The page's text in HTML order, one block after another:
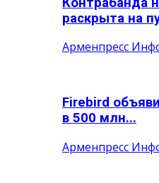
раскрыта на
Арменпресс
Firebird
в 500 млн...
Арменпресс